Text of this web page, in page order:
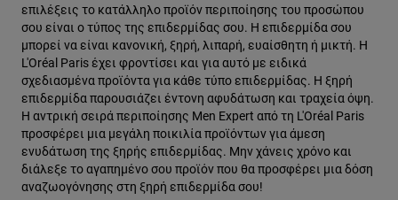
επιλέξεις το κατάλληλο προϊόν περιποίησης του προσώπου
σου είναι ο τύπος της επιδερμίδας σου. Η επιδερμίδα σου
μπορεί να είναι κανονική, ξηρή, λιπαρή, ευαίσθητη ή μικτή. Η
L'Oréal Paris έχει φροντίσει και για αυτό με ειδικά
σχεδιασμένα προϊόντα για κάθε τύπο επιδερμίδας. Η ξηρή
επιδερμίδα παρουσιάζει έντονη αφυδάτωση και τραχεία όψη.
Η αντρική σειρά περιποίησης Men Expert από τη L'Oréal Paris
προσφέρει μια μεγάλη ποικιλία προϊόντων για άμεση
ενυδάτωση της ξηρής επιδερμίδας. Μην χάνεις χρόνο και
διάλεξε το αγαπημένο σου προϊόν που θα προσφέρει μια δόση
αναζωογόνησης στη ξηρή επιδερμίδα σου!